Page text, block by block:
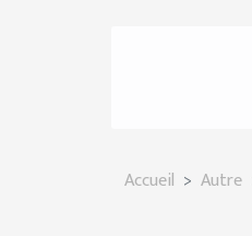
Accueil Autre